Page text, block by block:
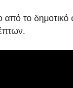
από το δημοτικό